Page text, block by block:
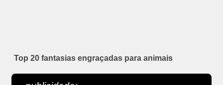
Top 20 fantasias engraçadas para animais